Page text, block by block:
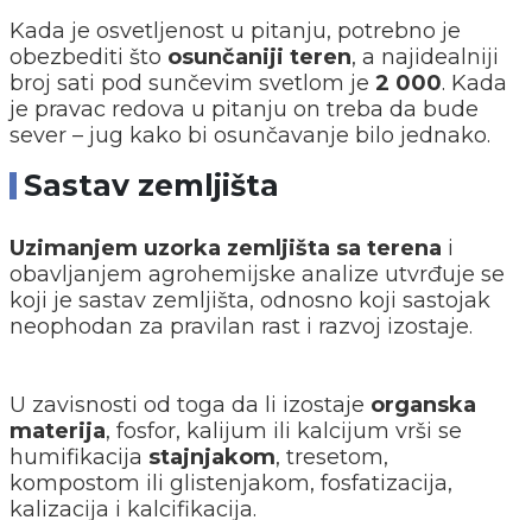
Kada je osvetljenost u pitanju, potrebno je
obezbediti što osunčaniji teren, a najidealniji
broj sati pod sunčevim svetlom je 2 000. Kada
je pravac redova u pitanju on treba da bude
sever – jug kako bi osunčavanje bilo jednako.
Sastav zemljišta
Uzimanjem uzorka zemljišta sa terena i
obavljanjem agrohemijske analize utvrđuje se
koji je sastav zemljišta, odnosno koji sastojak
neophodan za pravilan rast i razvoj izostaje.
U zavisnosti od toga da li izostaje organska
materija, fosfor, kalijum ili kalcijum vrši se
humifikacija stajnjakom, tresetom,
kompostom ili glistenjakom, fosfatizacija,
kalizacija i kalcifikacija.